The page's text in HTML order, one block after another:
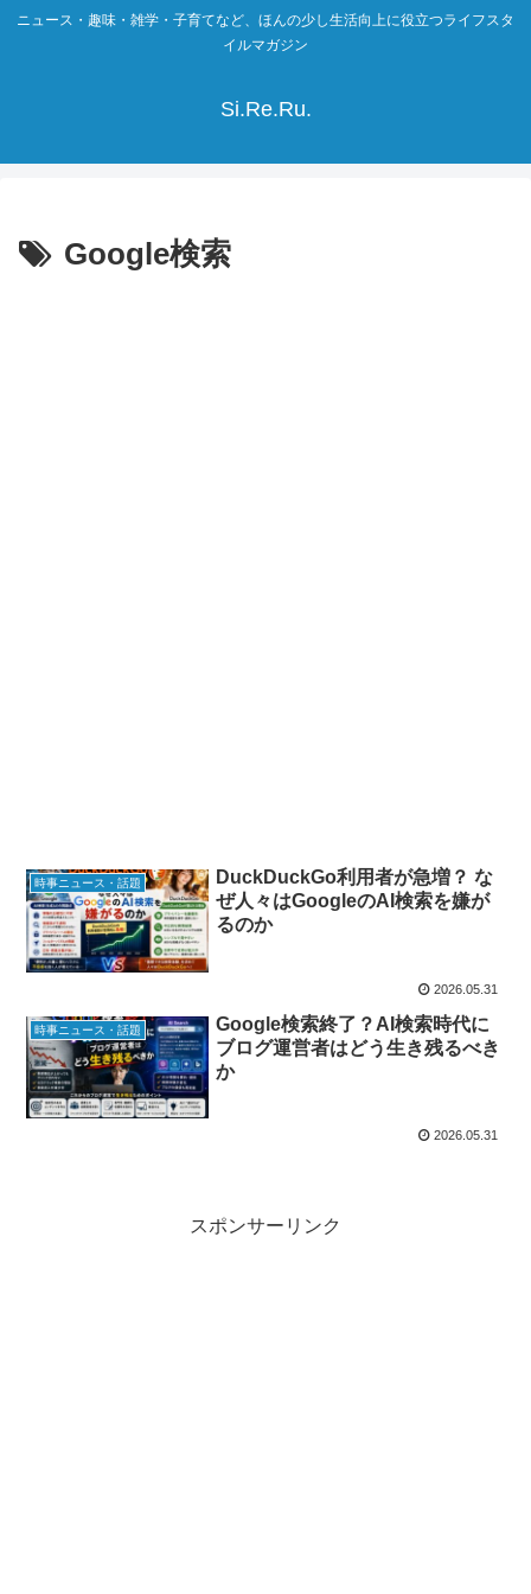
ニュース・趣味・雑学・子育てなど、ほんの少し生活向上に役立つライフスタ
イルマガジン
Si.Re.Ru.
Google検索
時事ニュース・話題
DuckDuckGo利用者が急増？ な
ぜ人々はGoogleのAI検索を嫌が
るのか
2026.05.31
時事ニュース・話題
Google検索終了？AI検索時代に
ブログ運営者はどう生き残るべき
か
2026.05.31
スポンサーリンク